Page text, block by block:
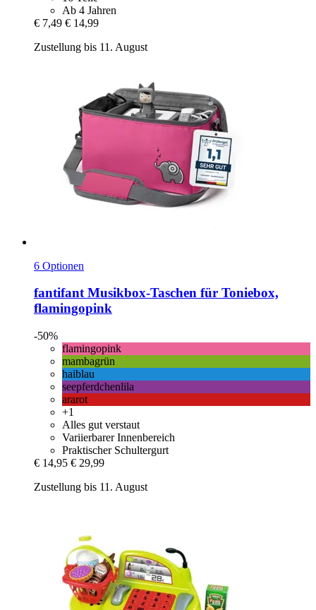
Ab 4 Jahren
€ 7,49 € 14,99
Zustellung bis 11. August
6 Optionen
fantifantMusikbox-​Taschen für Toniebox,
flamingopink
-50%
flamingopink
mambagrün
haiblau
seepferdchenlila
ararot
+1
Alles gut verstaut
Variierbarer Innenbereich
Praktischer Schultergurt
€ 14,95 € 29,99
Zustellung bis 11. August